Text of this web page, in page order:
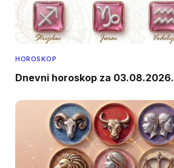
HOROSKOP
Dnevni horoskop za 03.08.2026.